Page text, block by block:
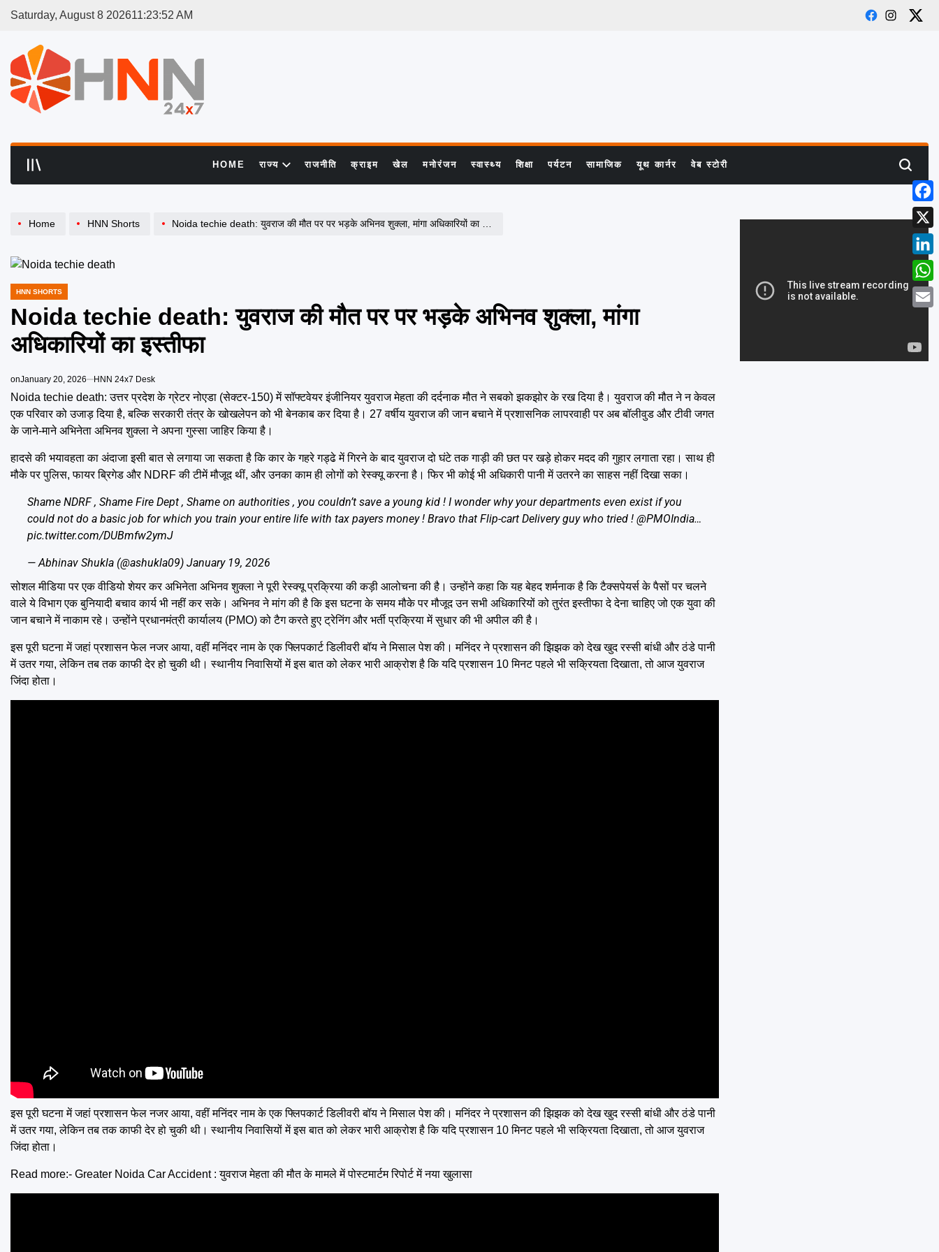
Saturday, August 8 202611:23:53 AM
Facebook
Instagram
X
HOME राज्य राजनीति क्राइम खेल मनोरंजन स्वास्थ्य शिक्षा पर्यटन सामाजिक यूथ कार्नर वेब स्टोरी Search
Home HNN Shorts Noida techie death: युवराज की मौत पर पर भड़के अभिनव शुक्ला, मांगा अधिकारियों का इस्तीफा
POSTED
HNN SHORTS
Noida techie death: युवराज की मौत पर पर भड़के अभिनव शुक्ला, मांगा
अधिकारियों का इस्तीफा
onJanuary 20, 2026 HNN 24x7 Desk
Noida techie death: उत्तर प्रदेश के ग्रेटर नोएडा (सेक्टर-150) में सॉफ्टवेयर इंजीनियर युवराज मेहता की दर्दनाक मौत ने सबको झकझोर के रख दिया है। युवराज की मौत ने न केवल
एक परिवार को उजाड़ दिया है, बल्कि सरकारी तंत्र के खोखलेपन को भी बेनकाब कर दिया है। 27 वर्षीय युवराज की जान बचाने में प्रशासनिक लापरवाही पर अब बॉलीवुड और टीवी जगत
के जाने-माने अभिनेता अभिनव शुक्ला ने अपना गुस्सा जाहिर किया है।
हादसे की भयावहता का अंदाजा इसी बात से लगाया जा सकता है कि कार के गहरे गड्ढे में गिरने के बाद युवराज दो घंटे तक गाड़ी की छत पर खड़े होकर मदद की गुहार लगाता रहा। साथ ही
मौके पर पुलिस, फायर ब्रिगेड और NDRF की टीमें मौजूद थीं, और उनका काम ही लोगों को रेस्क्यू करना है। फिर भी कोई भी अधिकारी पानी में उतरने का साहस नहीं दिखा सका।
Shame NDRF , Shame Fire Dept , Shame on authorities , you couldn’t save a young kid ! I wonder why your departments even exist if you
could not do a basic job for which you train your entire life with tax payers money ! Bravo that Flip-cart Delivery guy who tried ! @PMOIndia…
pic.twitter.com/DUBmfw2ymJ
— Abhinav Shukla (@ashukla09) January 19, 2026
सोशल मीडिया पर एक वीडियो शेयर कर अभिनेता अभिनव शुक्ला ने पूरी रेस्क्यू प्रक्रिया की कड़ी आलोचना की है। उन्होंने कहा कि यह बेहद शर्मनाक है कि टैक्सपेयर्स के पैसों पर चलने
वाले ये विभाग एक बुनियादी बचाव कार्य भी नहीं कर सके। अभिनव ने मांग की है कि इस घटना के समय मौके पर मौजूद उन सभी अधिकारियों को तुरंत इस्तीफा दे देना चाहिए जो एक युवा की
जान बचाने में नाकाम रहे। उन्होंने प्रधानमंत्री कार्यालय (PMO) को टैग करते हुए ट्रेनिंग और भर्ती प्रक्रिया में सुधार की भी अपील की है।
इस पूरी घटना में जहां प्रशासन फेल नजर आया, वहीं मनिंदर नाम के एक फ्लिपकार्ट डिलीवरी बॉय ने मिसाल पेश की। मनिंदर ने प्रशासन की झिझक को देख खुद रस्सी बांधी और ठंडे पानी
में उतर गया, लेकिन तब तक काफी देर हो चुकी थी। स्थानीय निवासियों में इस बात को लेकर भारी आक्रोश है कि यदि प्रशासन 10 मिनट पहले भी सक्रियता दिखाता, तो आज युवराज
जिंदा होता।
इस पूरी घटना में जहां प्रशासन फेल नजर आया, वहीं मनिंदर नाम के एक फ्लिपकार्ट डिलीवरी बॉय ने मिसाल पेश की। मनिंदर ने प्रशासन की झिझक को देख खुद रस्सी बांधी और ठंडे पानी
में उतर गया, लेकिन तब तक काफी देर हो चुकी थी। स्थानीय निवासियों में इस बात को लेकर भारी आक्रोश है कि यदि प्रशासन 10 मिनट पहले भी सक्रियता दिखाता, तो आज युवराज
जिंदा होता।
Read more:- Greater Noida Car Accident : युवराज मेहता की मौत के मामले में पोस्टमार्टम रिपोर्ट में नया खुलासा
X